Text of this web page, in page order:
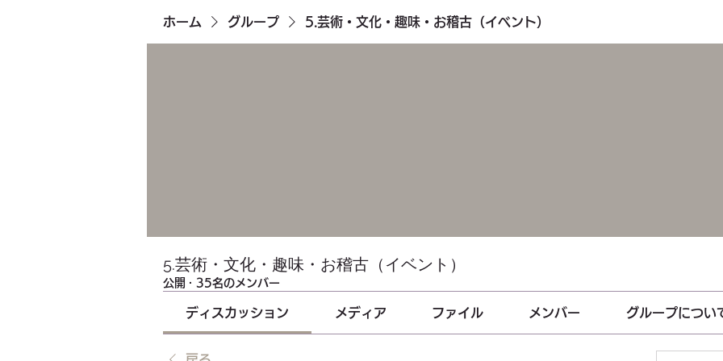
ホーム グループ 5.芸術・文化・趣味・お稽古（イベント）
5.芸術・文化・趣味・お稽古（イベント）
公開 · 35名のメンバー
ディスカッション メディア ファイル メンバー グループについ